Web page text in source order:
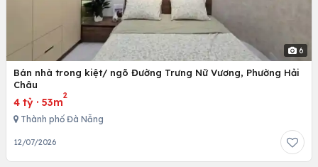
6
Bán nhà trong kiệt/ ngõ Đường Trưng Nữ Vương, Phường Hải
Châu
4 tỷ · 53m
2
Thành phố Đà Nẵng
12/07/2026